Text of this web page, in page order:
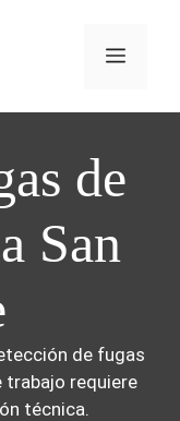
Menú
de
San
de fugas
trabajo requiere
técnica.